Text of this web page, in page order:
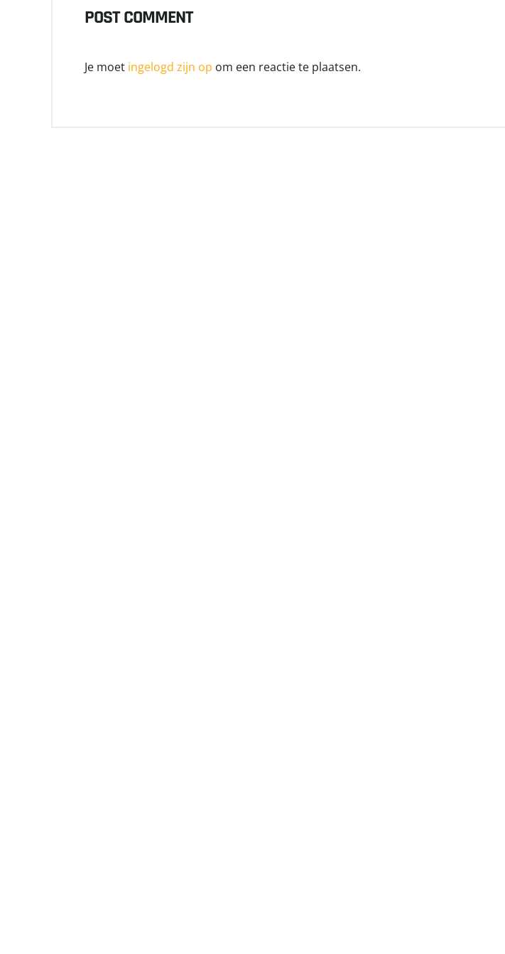
POST COMMENT
Je moet ingelogd zijn op om een reactie te plaatsen.